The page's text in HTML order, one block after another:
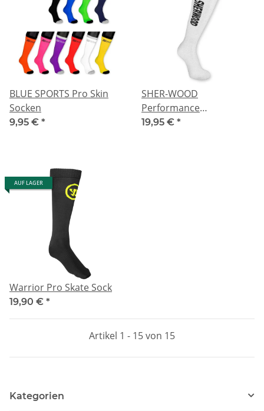
BLUE SPORTS Pro Skin
Socken
9,95 € *
SHER-WOOD
Performance
Schlittschuh Socken|
19,95 € *
AUF LAGER
Warrior Pro Skate Sock
19,90 € *
Artikel 1 - 15 von 15
Kategorien